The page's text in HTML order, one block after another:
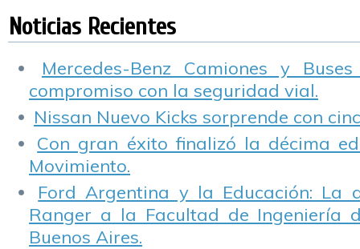
Movimiento”.
Nación
Noticias Recientes
Mercedes-Benz Camiones y
compromiso con la seguridad vial.
Nissan Nuevo Kicks sorprende con
Con gran éxito finalizó la décima
Movimiento.
Ford Argentina y la Educación: La
Ranger a la Facultad de Ingeniería
Buenos Aires.